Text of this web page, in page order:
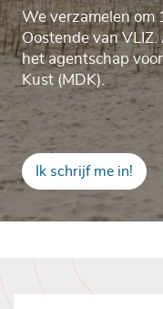
We verzamelen om
Oostende van
het agentschap
Kust (MDK).
Ik schrijf me in!